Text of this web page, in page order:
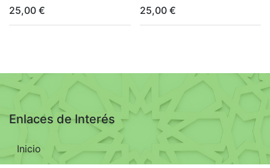
25,00 €
25,00€
Enlaces de Interés
Inicio